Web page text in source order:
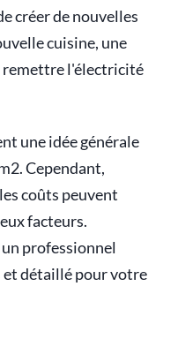
créer de nouvelles
cuisine, une
remettre l'électricité
une idée générale
Cependant,
coûts peuvent
facteurs.
professionnel
et détaillé pour votre